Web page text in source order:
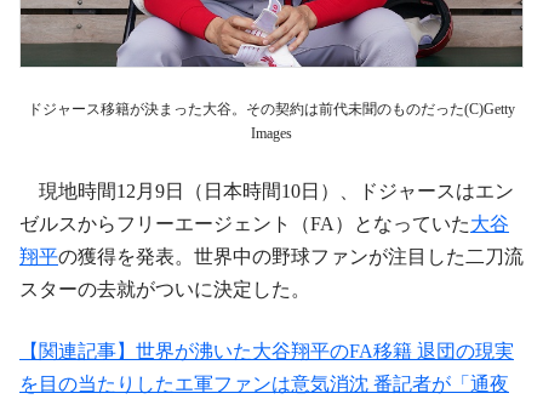
ドジャース移籍が決まった大谷。その契約は前代未聞のものだった(C)Getty
Images
現地時間12月9日（日本時間10日）、ドジャースはエン
ゼルスからフリーエージェント（FA）となっていた大谷
翔平の獲得を発表。世界中の野球ファンが注目した二刀流
スターの去就がついに決定した。
【関連記事】世界が沸いた大谷翔平のFA移籍 退団の現実
を目の当たりしたエ軍ファンは意気消沈 番記者が「通夜